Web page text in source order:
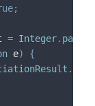
;
= Integer.
e)
{
.